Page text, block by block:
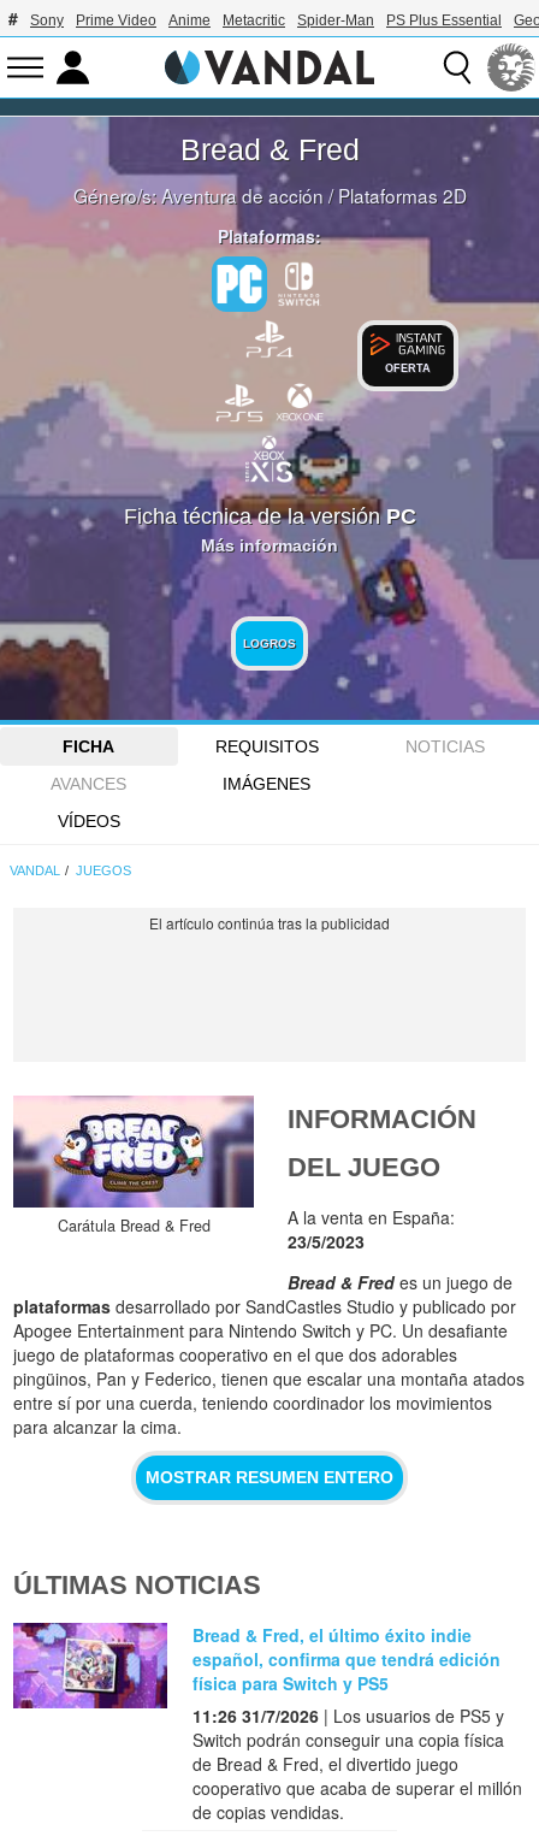
Sony Prime Video Anime Metacritic Spider-Man PS Plus Essential
Bread & Fred
Género/s:Aventura de acción/Plataformas 2D
Plataformas:
OFERTA
Ficha técnica de la versión PC
Más información
LOGROS
FICHA REQUISITOS
NOTICIAS
AVANCES
IMÁGENES
VÍDEOS
VANDAL JUEGOS
Carátula Bread & Fred
INFORMACIÓN
DEL JUEGO
A la venta en España:
23/5/2023
Bread & Fredes un juego de
plataformas desarrollado por SandCastles Studio y publicado por
Apogee Entertainment para Nintendo Switch y PC. Un desafiante
juego de plataformas cooperativo en el que dos adorables
pingüinos, Pan y Federico, tienen que escalar una montaña atados
entre sí por una cuerda, teniendo coordinador los movimientos
para alcanzar la cima.
MOSTRAR RESUMEN ENTERO
ÚLTIMAS NOTICIAS
Bread & Fred, el último éxito indie
español, confirma que tendrá edición
física para Switch y PS5
11:26 31/7/2026 | Los usuarios de PS5 y
Switch podrán conseguir una copia física
de Bread & Fred, el divertido juego
cooperativo que acaba de superar el millón
de copias vendidas.